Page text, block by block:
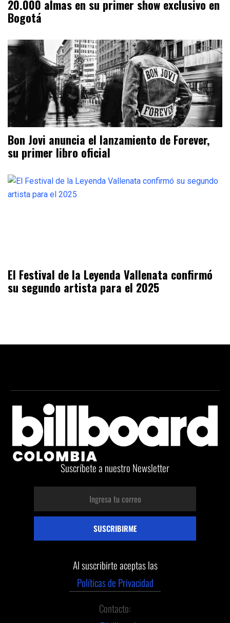
20.000 almas en su primer show exclusivo en
Bogotá
Bon Jovi anuncia el lanzamiento de Forever,
su primer libro oficial
El Festival de la Leyenda Vallenata confirmó
su segundo artista para el 2025
Suscríbete a nuestro Newsletter
Al suscribirte aceptas las
Políticas de Privacidad
Contacto: